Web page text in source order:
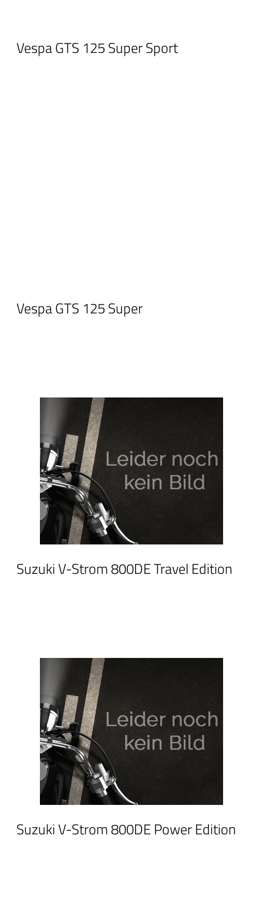
Vespa GTS 125 Super Sport
Vespa GTS 125 Super
Suzuki V-Strom 800DE Travel Edition
Suzuki V-Strom 800DE Power Edition